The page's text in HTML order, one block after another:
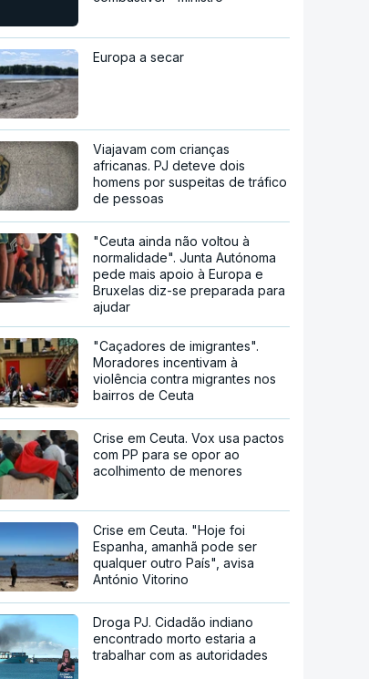
Europa a secar
Viajavam com crianças
africanas. PJ deteve dois
homens por suspeitas de tráfico
de pessoas
"Ceuta ainda não voltou à
normalidade". Junta Autónoma
pede mais apoio à Europa e
Bruxelas diz-se preparada para
ajudar
"Caçadores de imigrantes".
Moradores incentivam à
violência contra migrantes nos
bairros de Ceuta
Crise em Ceuta. Vox usa pactos
com PP para se opor ao
acolhimento de menores
Crise em Ceuta. "Hoje foi
Espanha, amanhã pode ser
qualquer outro País", avisa
António Vitorino
Droga PJ. Cidadão indiano
encontrado morto estaria a
trabalhar com as autoridades